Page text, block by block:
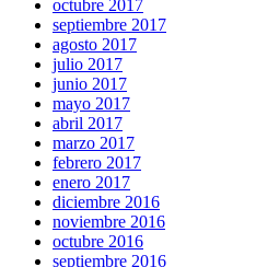
octubre 2017
septiembre 2017
agosto 2017
julio 2017
junio 2017
mayo 2017
abril 2017
marzo 2017
febrero 2017
enero 2017
diciembre 2016
noviembre 2016
octubre 2016
septiembre 2016